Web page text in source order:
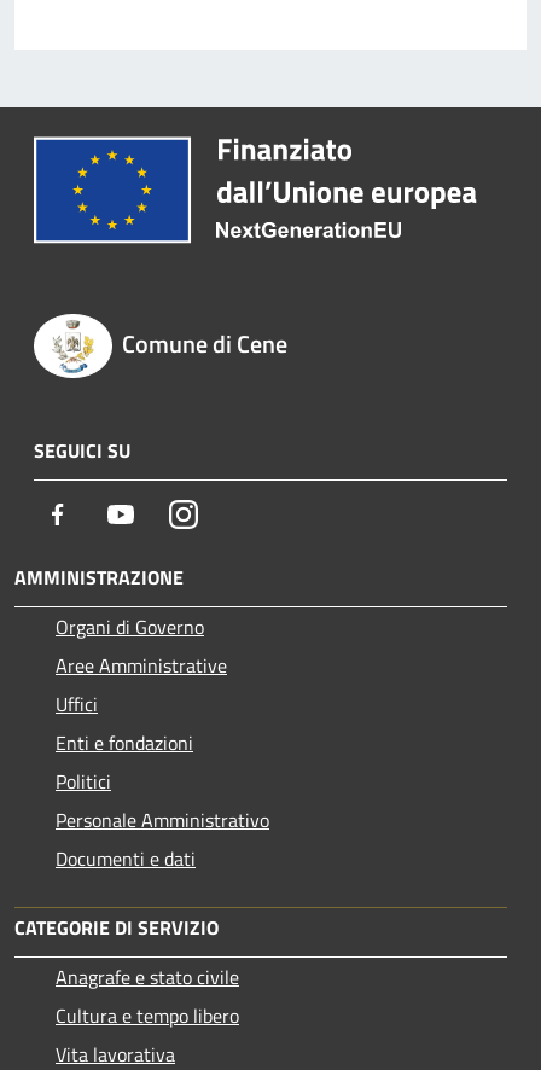
Comune di Cene
SEGUICI SU
Facebook YoutubeInstagram
AMMINISTRAZIONE
Organi di Governo
Aree Amministrative
Uffici
Enti e fondazioni
Politici
Personale Amministrativo
Documenti e dati
CATEGORIE DI SERVIZIO
Anagrafe e stato civile
Cultura e tempo libero
Vita lavorativa